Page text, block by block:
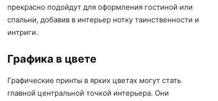
прекрасно подойдут для оформления гостиной или
спальни, добавив в интерьер нотку таинственности и
интриги.
Графика в цвете
Графические принты в ярких цветах могут стать
главной центральной точкой интерьера. Они